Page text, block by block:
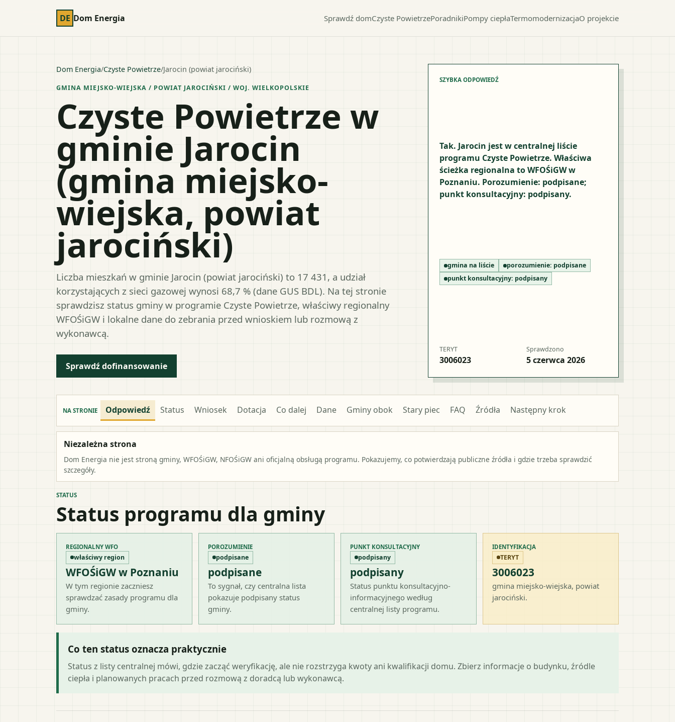
DE Dom Energia Sprawdź domCzyste PowietrzePoradnikiPompy ciepłaTermomodernizacjaO projekcie
Dom Energia/Czyste Powietrze/Jarocin (powiat jarociński)
GMINA MIEJSKO-WIEJSKA / POWIAT JAROCIŃSKI / WOJ. WIELKOPOLSKIE
Czyste Powietrze w
gminie Jarocin
(gmina miejsko-
wiejska, powiat
jarociński)
Liczba mieszkań w gminie Jarocin (powiat jarociński) to 17 431, a udział
korzystających z sieci gazowej wynosi 68,7 % (dane GUS BDL). Na tej stronie
sprawdzisz status gminy w programie Czyste Powietrze, właściwy regionalny
WFOŚiGW i lokalne dane do zebrania przed wnioskiem lub rozmową z
wykonawcą.
Sprawdź dofinansowanie
SZYBKA ODPOWIEDŹ
Tak. Jarocin jest w centralnej liście
programu Czyste Powietrze. Właściwa
ścieżka regionalna to WFOŚiGW w
Poznaniu. Porozumienie: podpisane;
punkt konsultacyjny: podpisany.
gmina na liście porozumienie: podpisane
punkt konsultacyjny: podpisany
TERYT
3006023
Sprawdzono
5 czerwca 2026
NA STRONIE Odpowiedź Status Wniosek Dotacja Co dalej Dane Gminy obok Stary piec FAQ Źródła Następny krok
Niezależna strona
Dom Energia nie jest stroną gminy, WFOŚiGW, NFOŚiGW ani oficjalną obsługą programu. Pokazujemy, co potwierdzają publiczne źródła i gdzie trzeba sprawdzić
szczegóły.
STATUS
Status programu dla gminy
REGIONALNY WFO
właściwy region
WFOŚiGW w Poznaniu
W tym regionie zaczniesz
sprawdzać zasady programu dla
gminy.
POROZUMIENIE
podpisane
podpisane
To sygnał, czy centralna lista
pokazuje podpisany status
gminy.
PUNKT KONSULTACYJNY
podpisany
podpisany
Status punktu konsultacyjno-
informacyjnego według
centralnej listy programu.
IDENTYFIKACJA
TERYT
3006023
gmina miejsko-wiejska, powiat
jarociński.
Co ten status oznacza praktycznie
Status z listy centralnej mówi, gdzie zacząć weryfikację, ale nie rozstrzyga kwoty ani kwalifikacji domu. Zbierz informacje o budynku, źródle
ciepła i planowanych pracach przed rozmową z doradcą lub wykonawcą.